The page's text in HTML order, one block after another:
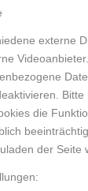
externe
die
der Seite